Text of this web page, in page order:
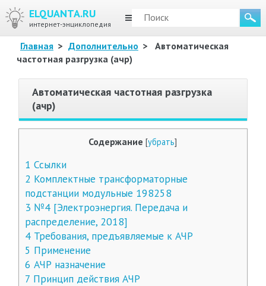
ELQUANTA.RU
интернет-энциклопедия
МЕНЮ
Главная > Дополнительно >
Автоматическая
частотная разгрузка (ачр)
Автоматическая частотная разгрузка
(ачр)
Содержание [убрать]
1 Ссылки
2 Комплектные трансформаторные
подстанции модульные 198258
3 №4 [Электроэнергия. Передача и
распределение, 2018]
4Требования, предъявляемые к АЧР
5 Применение
6 АЧР назначение
7 Принцип действия АЧР